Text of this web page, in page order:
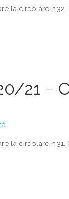
la circolare n.32.
21 –
la circolare